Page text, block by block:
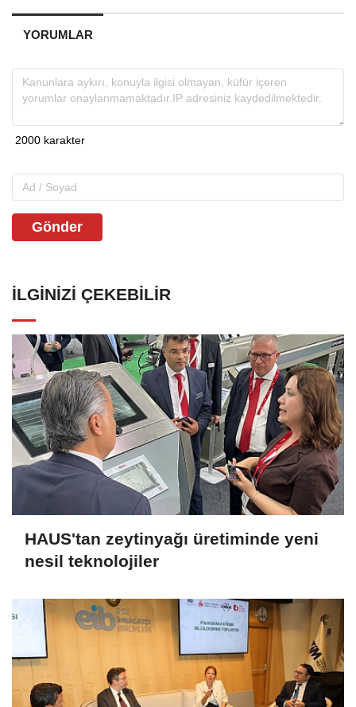
YORUMLAR
Gönder
İLGINIZI ÇEKEBILIR
HAUS'tan zeytinyağı üretiminde yeni
nesil teknolojiler